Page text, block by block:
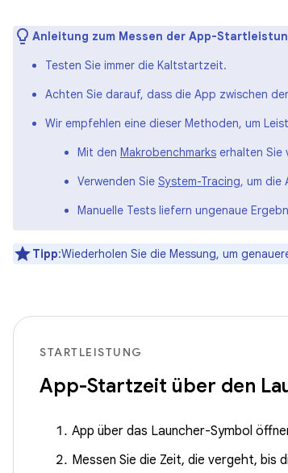
Anleitung zum Messen der App-
Testen Sie immer die Kaltstartzeit.
Achten Sie darauf, dass die App zwischen
Wir empfehlen eine dieser Methoden, um
Mit den Makrobenchmarks erhalten Sie
Verwenden Sie System-Tracing, um die
Manuelle Tests liefern ungenaue
Tipp:Wiederholen Sie die Messung, um
STARTLEISTUNG
App-Startzeit über den
App über das Launcher-Symbol
Messen Sie die Zeit, die vergeht, bis